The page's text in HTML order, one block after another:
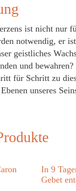
ist nicht nur
notwendig, er
geistliches
und
für Schritt zu
unseres
In 9
Gebet